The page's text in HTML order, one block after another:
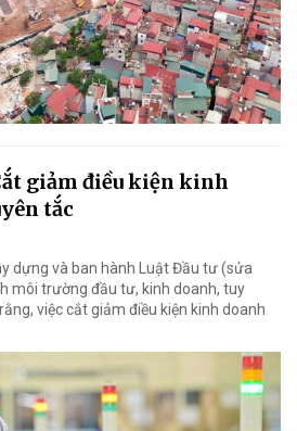
giảm điều kiện kinh
tắc
dựng và ban hành Luật Đầu tư (sửa
môi trường đầu tư, kinh doanh, tuy
việc cắt giảm điều kiện kinh doanh